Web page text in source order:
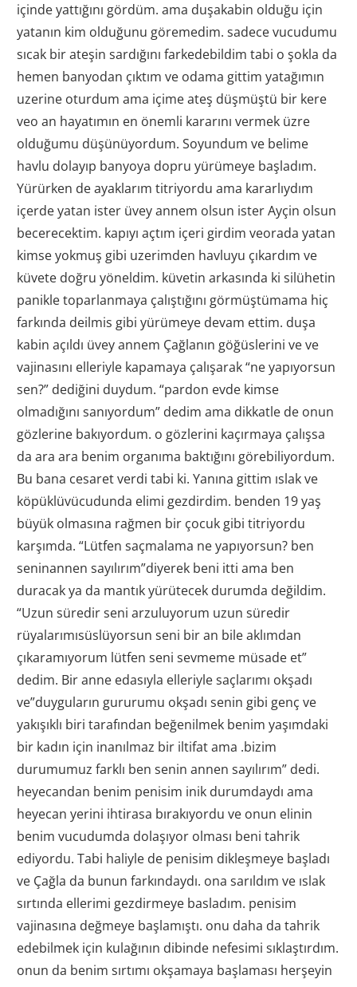
içinde yattığını gördüm. ama duşakabin olduğu için
yatanın kim olduğunu göremedim. sadece vucudumu
sıcak bir ateşin sardığını farkedebildim tabi o şokla da
hemen banyodan çıktım ve odama gittim yatağımın
uzerine oturdum ama içime ateş düşmüştü bir kere
veo an hayatımın en önemli kararını vermek üzre
olduğumu düşünüyordum. Soyundum ve belime
havlu dolayıp banyoya dopru yürümeye başladım.
Yürürken de ayaklarım titriyordu ama kararlıydım
içerde yatan ister üvey annem olsun ister Ayçin olsun
becerecektim. kapıyı açtım içeri girdim veorada yatan
kimse yokmuş gibi uzerimden havluyu çıkardım ve
küvete doğru yöneldim. küvetin arkasında ki silühetin
panikle toparlanmaya çalıştığını görmüştümama hiç
farkında deilmis gibi yürümeye devam ettim. duşa
kabin açıldı üvey annem Çağlanın göğüslerini ve ve
vajinasını elleriyle kapamaya çalışarak “ne yapıyorsun
sen?” dediğini duydum. “pardon evde kimse
olmadığını sanıyordum” dedim ama dikkatle de onun
gözlerine bakıyordum. o gözlerini kaçırmaya çalışsa
da ara ara benim organıma baktığını görebiliyordum.
Bu bana cesaret verdi tabi ki. Yanına gittim ıslak ve
köpüklüvücudunda elimi gezdirdim. benden 19 yaş
büyük olmasına rağmen bir çocuk gibi titriyordu
karşımda. “Lütfen saçmalama ne yapıyorsun? ben
seninannen sayılırım”diyerek beni itti ama ben
duracak ya da mantık yürütecek durumda değildim.
“Uzun süredir seni arzuluyorum uzun süredir
rüyalarımısüslüyorsun seni bir an bile aklımdan
çıkaramıyorum lütfen seni sevmeme müsade et”
dedim. Bir anne edasıyla elleriyle saçlarımı okşadı
ve”duyguların gururumu okşadı senin gibi genç ve
yakışıklı biri tarafından beğenilmek benim yaşımdaki
bir kadın için inanılmaz bir iltifat ama .bizim
durumumuz farklı ben senin annen sayılırım” dedi.
heyecandan benim penisim inik durumdaydı ama
heyecan yerini ihtirasa bırakıyordu ve onun elinin
benim vucudumda dolaşıyor olması beni tahrik
ediyordu. Tabi haliyle de penisim dikleşmeye başladı
ve Çağla da bunun farkındaydı. ona sarıldım ve ıslak
sırtında ellerimi gezdirmeye basladım. penisim
vajinasına değmeye başlamıştı. onu daha da tahrik
edebilmek için kulağının dibinde nefesimi sıklaştırdım.
onun da benim sırtımı okşamaya başlaması herşeyin